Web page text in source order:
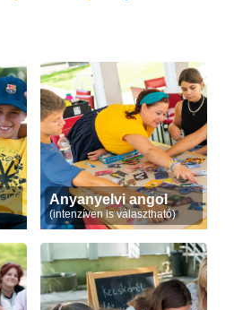
Anyanyelvi angol
(intenzíven is választható)